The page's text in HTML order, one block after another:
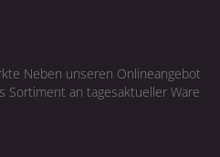
Neben unseren Onlineangebot
Sortiment an tagesaktueller Ware